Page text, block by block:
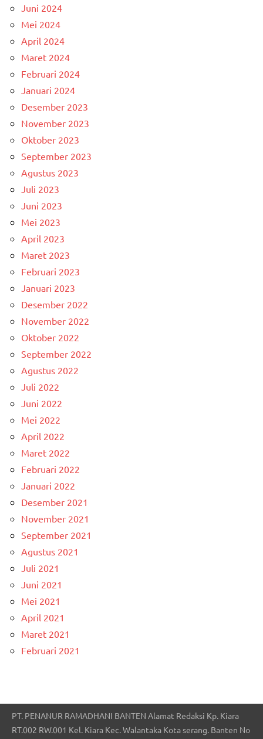
Juni 2024
Mei 2024
April 2024
Maret 2024
Februari 2024
Januari 2024
Desember 2023
November 2023
Oktober 2023
September 2023
Agustus 2023
Juli 2023
Juni 2023
Mei 2023
April 2023
Maret 2023
Februari 2023
Januari 2023
Desember 2022
November 2022
Oktober 2022
September 2022
Agustus 2022
Juli 2022
Juni 2022
Mei 2022
April 2022
Maret 2022
Februari 2022
Januari 2022
Desember 2021
November 2021
September 2021
Agustus 2021
Juli 2021
Juni 2021
Mei 2021
April 2021
Maret 2021
Februari 2021
PT. PENANUR RAMADHANI BANTEN Alamat Redaksi Kp. Kiara
RT.002 RW.001 Kel. Kiara Kec. Walantaka Kota serang. Banten No